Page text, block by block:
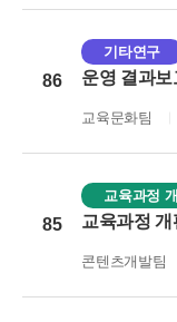
86
기타연구
운영 결과보
교육문화팀
85
교육과정
교육과정
콘텐츠개발팀